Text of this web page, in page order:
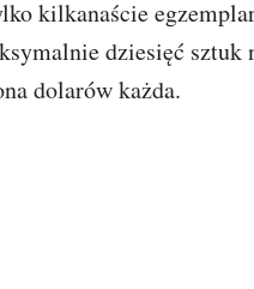
kilkanaście
dziesięć
dolarów każda.